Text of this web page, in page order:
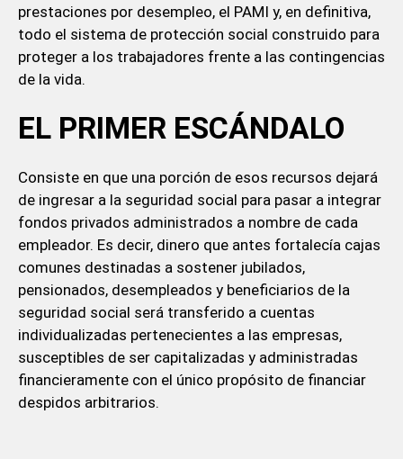
prestaciones por desempleo, el PAMI y, en definitiva,
todo el sistema de protección social construido para
proteger a los trabajadores frente a las contingencias
de la vida.
EL PRIMER ESCÁNDALO
Consiste en que una porción de esos recursos dejará
de ingresar a la seguridad social para pasar a integrar
fondos privados administrados a nombre de cada
empleador. Es decir, dinero que antes fortalecía cajas
comunes destinadas a sostener jubilados,
pensionados, desempleados y beneficiarios de la
seguridad social será transferido a cuentas
individualizadas pertenecientes a las empresas,
susceptibles de ser capitalizadas y administradas
financieramente con el único propósito de financiar
despidos arbitrarios.